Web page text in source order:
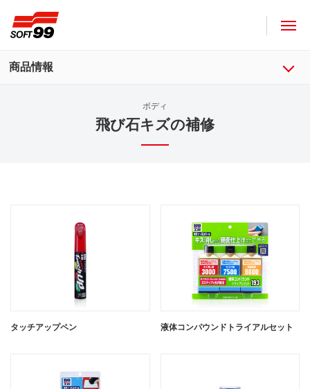
商品情報
ボディ
飛び石キズの補修
タッチアップペン 液体コンパウンドトライアルセット